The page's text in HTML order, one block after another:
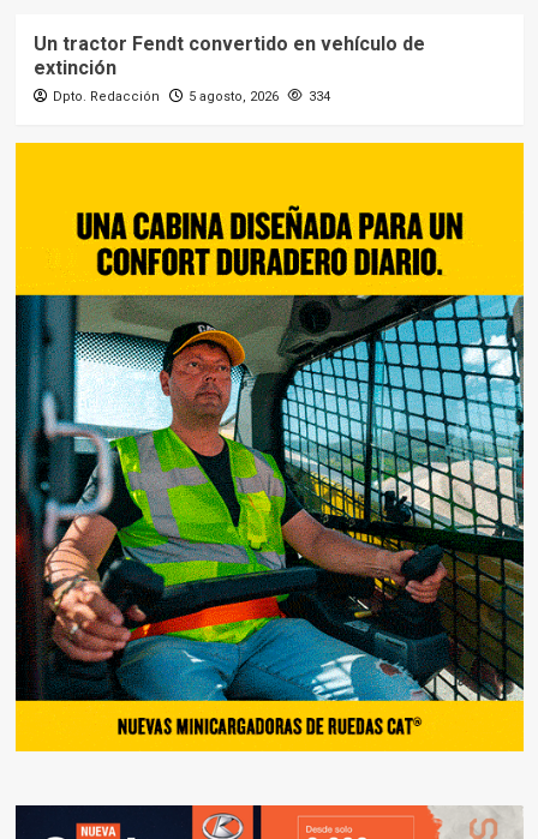
Un tractor Fendt convertido en vehículo de
extinción
Dpto. Redacción 5 agosto, 2026 334